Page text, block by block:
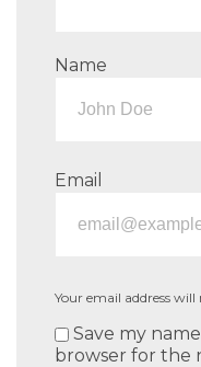
Name
Email
Your email address will
Save my
browser for the